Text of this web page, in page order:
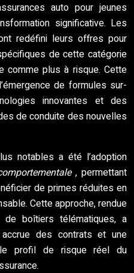
auto pour jeunes
significative. Les
redéfini leurs offres pour
de cette catégorie
comme plus à risque. Cette
de formules sur-
innovantes et des
de conduite des nouvelles
notables a été l’adoption
, permettant
de primes réduites en
Cette approche, rendue
de boîtiers télématiques, a
des contrats et une
le profil de risque réel du